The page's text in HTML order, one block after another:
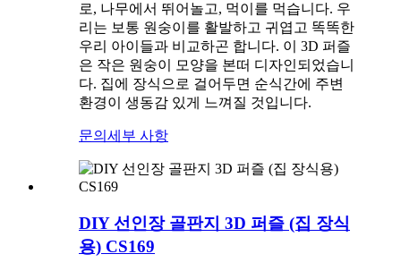
로, 나무에서 뛰어놀고, 먹이를 먹습니다. 우
리는 보통 원숭이를 활발하고 귀엽고 똑똑한
우리 아이들과 비교하곤 합니다. 이 3D 퍼즐
은 작은 원숭이 모양을 본떠 디자인되었습니
다. 집에 장식으로 걸어두면 순식간에 주변
환경이 생동감 있게 느껴질 것입니다.
문의 세부 사항
DIY 선인장 골판지 3D 퍼즐 (집 장식
용) CS169